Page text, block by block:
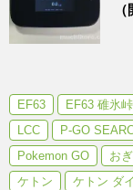
EF63 EF63 碓氷峠
LCC
P-GO
Pokemon GO
お
ケトン
ケトン ダ